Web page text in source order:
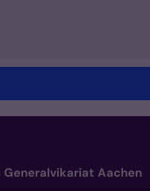
Generalvikariat Aachen